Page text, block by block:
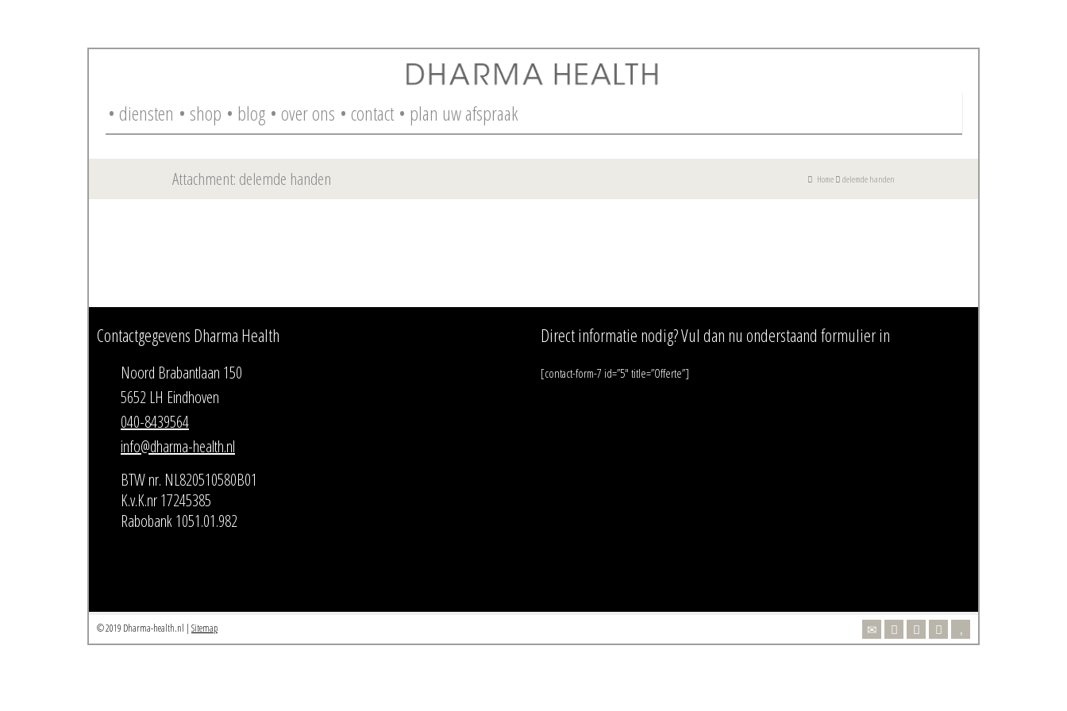
• diensten • shop • blog • over ons • contact • plan uw afspraak
Attachment: delemde handen Home delemde handen
Contactgegevens Dharma Health
Noord Brabantlaan 150
5652 LH Eindhoven
040-8439564
info@dharma-health.nl
BTW nr. NL820510580B01
K.v.K.nr 17245385
Rabobank 1051.01.982
Direct informatie nodig? Vul dan nu onderstaand formulier in
[contact-form-7 id=”5″ title=”Offerte”]
© 2019 Dharma-health.nl | Sitemap